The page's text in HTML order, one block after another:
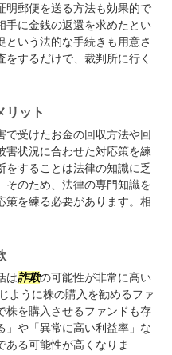
明郵便を送る方法も効果的で
手に金銭の返還を求めたとい
という法的な手続きも用意さ
するだけで、裁判所に行く
リット
で受けたお金の回収方法や回
害状況に合わせた対応策を練
をすることは法律の知識に乏
そのため、法律の専門知識を
策を練る必要があります。相
は詐欺の可能性が非常に高い
ように株の購入を勧めるファ
株を購入させるファンドも存
」や「異常に高い利益率」な
ある可能性が高くなりま